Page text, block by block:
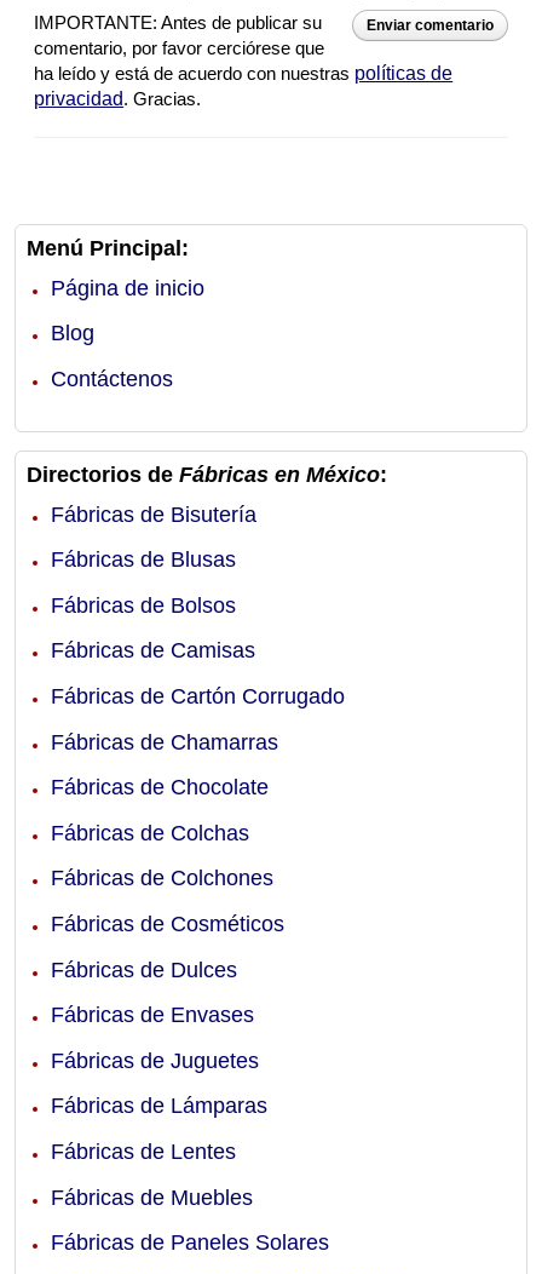
Enviar comentario
IMPORTANTE: Antes de publicar su
comentario, por favor cerciórese que
ha leído y está de acuerdo con nuestras políticas de
privacidad. Gracias.
Menú Principal:
Página de inicio
Blog
Contáctenos
Directorios de Fábricas en México:
Fábricas de Bisutería
Fábricas de Blusas
Fábricas de Bolsos
Fábricas de Camisas
Fábricas de Cartón Corrugado
Fábricas de Chamarras
Fábricas de Chocolate
Fábricas de Colchas
Fábricas de Colchones
Fábricas de Cosméticos
Fábricas de Dulces
Fábricas de Envases
Fábricas de Juguetes
Fábricas de Lámparas
Fábricas de Lentes
Fábricas de Muebles
Fábricas de Paneles Solares